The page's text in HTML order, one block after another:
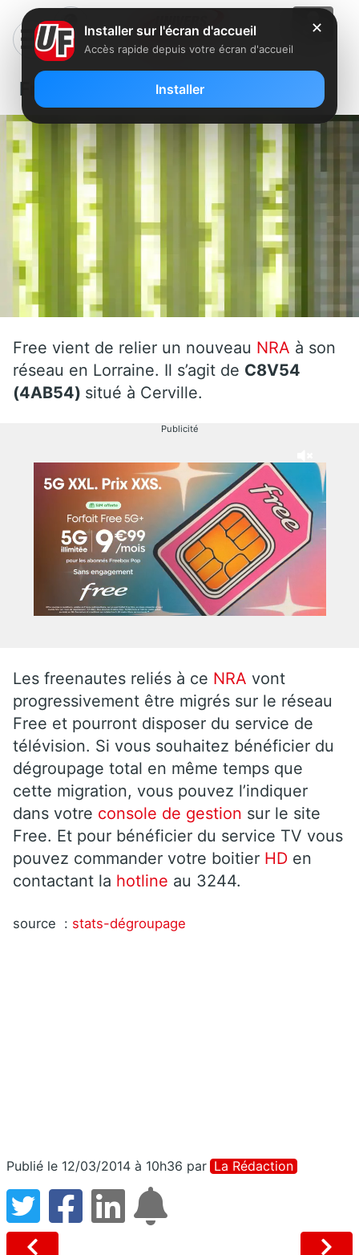
Free: Un nouveau NRA en Lorraine
Free vient de relier un nouveau NRA à son
réseau en Lorraine. Il s’agit de C8V54
(4AB54) situé à Cerville.
Publicité
Les freenautes reliés à ce NRA vont
progressivement être migrés sur le réseau
Free et pourront disposer du service de
télévision. Si vous souhaitez bénéficier du
dégroupage total en même temps que
cette migration, vous pouvez l’indiquer
dans votre console de gestion sur le site
Free. Et pour bénéficier du service TV vous
pouvez commander votre boitier HD en
contactant la hotline au 3244.
source : stats-dégroupage
Publié le 12/03/2014 à 10h36 par La Rédaction
✕
Installer sur l'écran d'accueil
Accès rapide depuis votre écran d'accueil
Installer